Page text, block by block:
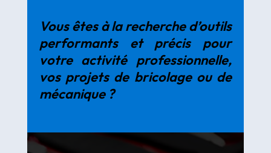
Vous êtes à la recherche d’outils
performants et précis pour
votre activité professionnelle,
vos projets de bricolage ou de
mécanique ?